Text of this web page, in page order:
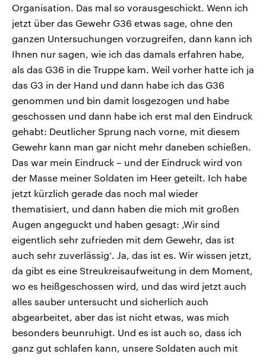
Organisation. Das mal so vorausgeschickt. Wenn ich
jetzt über das Gewehr G36 etwas sage, ohne den
ganzen Untersuchungen vorzugreifen, dann kann ich
Ihnen nur sagen, wie ich das damals erfahren habe,
als das G36 in die Truppe kam. Weil vorher hatte ich ja
das G3 in der Hand und dann habe ich das G36
genommen und bin damit losgezogen und habe
geschossen und dann habe ich erst mal den Eindruck
gehabt: Deutlicher Sprung nach vorne, mit diesem
Gewehr kann man gar nicht mehr daneben schießen.
Das war mein Eindruck – und der Eindruck wird von
der Masse meiner Soldaten im Heer geteilt. Ich habe
jetzt kürzlich gerade das noch mal wieder
thematisiert, und dann haben die mich mit großen
Augen angeguckt und haben gesagt: ‚Wir sind
eigentlich sehr zufrieden mit dem Gewehr, das ist
auch sehr zuverlässig‘. Ja, das ist es. Wir wissen jetzt,
da gibt es eine Streukreisaufweitung in dem Moment,
wo es heißgeschossen wird, und das wird jetzt auch
alles sauber untersucht und sicherlich auch
abgearbeitet, aber das ist nicht etwas, was mich
besonders beunruhigt. Und es ist auch so, dass ich
ganz gut schlafen kann, unsere Soldaten auch mit